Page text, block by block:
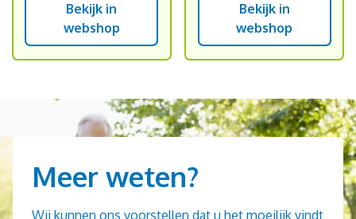
Bekijk in
webshop
Bekijk in
webshop
Meer weten?
Wij kunnen ons voorstellen dat u het moeilijk vindt